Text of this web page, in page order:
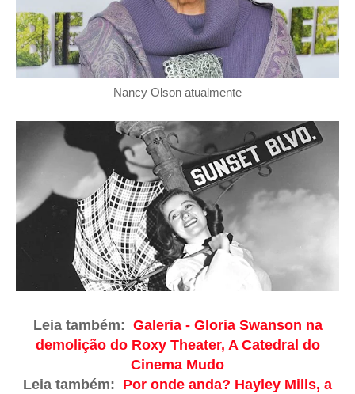
Nancy Olson atualmente
Leia também: Galeria - Gloria Swanson na
demolição do Roxy Theater, A Catedral do
Cinema Mudo
Leia também: Por onde anda? Hayley Mills, a